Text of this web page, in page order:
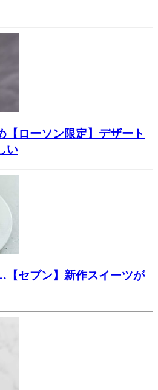
【ローソン限定】デザート
い
セブン】新作スイーツが